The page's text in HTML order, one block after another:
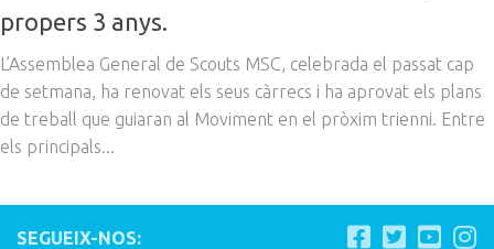
propers 3 anys.
L’Assemblea General de Scouts MSC, celebrada el passat cap
de setmana, ha renovat els seus càrrecs i ha aprovat els plans
de treball que guiaran al Moviment en el pròxim trienni. Entre
els principals...
SEGUEIX-NOS: